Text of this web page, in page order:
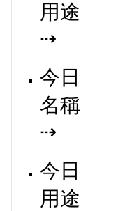
用途
⇢
今日
名稱
⇢
今日
用途